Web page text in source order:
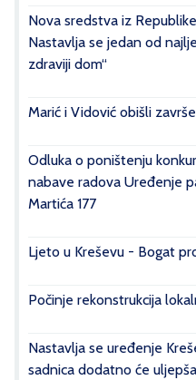
Nova sredstva iz
Nastavlja se jedan od
zdraviji dom“
Marić i Vidović obišli
Odluka o poništenju
nabave radova Uređenje
Martića 177
Ljeto u Kreševu - Bogat
Počinje rekonstrukcija
Nastavlja se uređenje
sadnica dodatno će